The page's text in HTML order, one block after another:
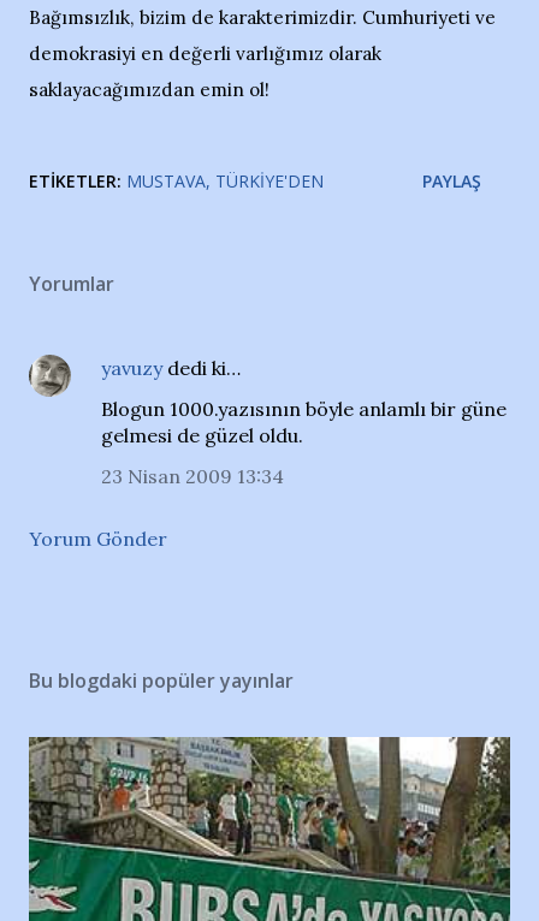
Bağımsızlık, bizim de karakterimizdir. Cumhuriyeti ve
demokrasiyi en değerli varlığımız olarak
saklayacağımızdan emin ol!
ETIKETLER: MUSTAVA TÜRKIYE'DEN PAYLAŞ
Yorumlar
yavuzydedi ki…
Blogun 1000.yazısının böyle anlamlı bir güne
gelmesi de güzel oldu.
23 Nisan 2009 13:34
Yorum Gönder
Bu blogdaki popüler yayınlar